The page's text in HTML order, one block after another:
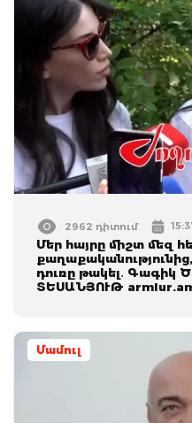
2962 դիտում
Մեր հայրը միշտ մեզ
դուռը թակել․ Գագիկ
ՏԵՍԱՆՅՈՒԹ
Մամուլ